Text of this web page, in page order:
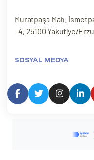
Muratpaşa Mah.
: 4, 25100 Yakutiye/
SOSYAL MEDYA